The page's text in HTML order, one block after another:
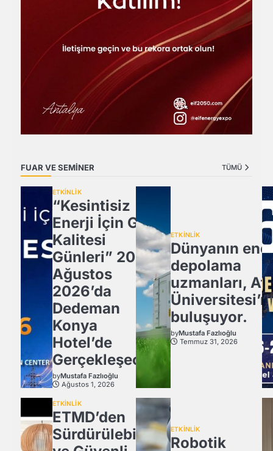
FUAR VE SEMİNER TÜMÜ
ETKİNLİK
“Kesintisiz
Enerji İçin Güç
Kalitesi
Günleri” 20
Ağustos
2026’da
Dedeman
Konya
Hotel’de
Gerçekleşecek
byMustafa Fazlıoğlu
Ağustos 1, 2026
ETKİNLİK
Dünyanın
depolama
uzmanları,
buluşuyor.
byMustafa Fazlıoğlu
Temmuz 31, 2026
ETKİNLİK
ETMD’den
Sürdürülebilir
ETKİNLİK
Robotik